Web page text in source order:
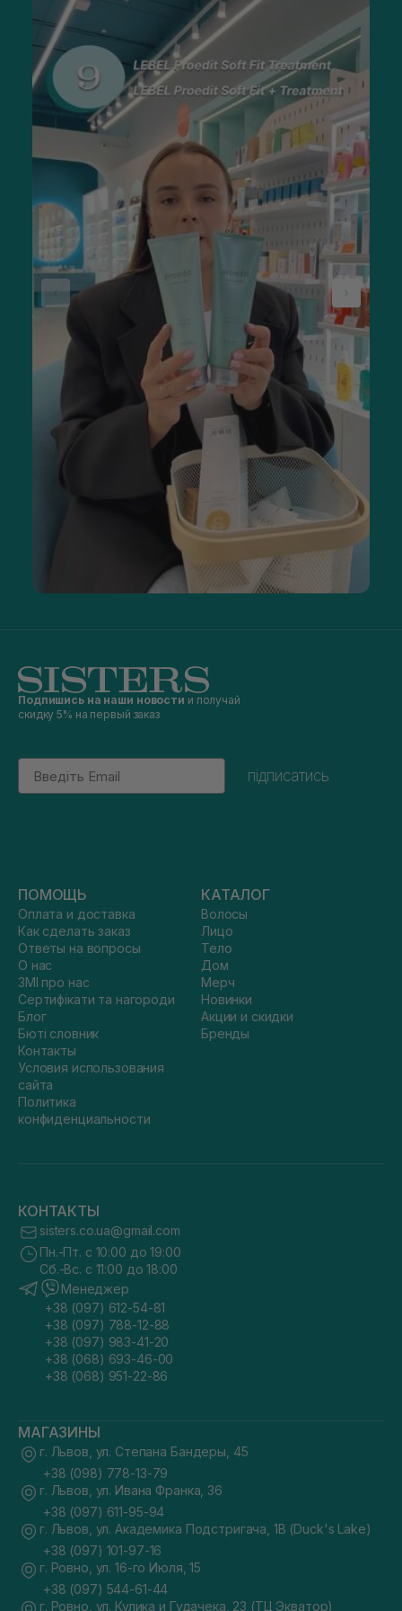
Подпишись на наши новости и получай
скидку 5% на первый заказ
Email
підписатись
ПОМОЩЬ
Оплата и доставка
Как сделать заказ
Ответы на вопросы
О нас
ЗМІ про нас
Сертифікати та нагороди
Блог
Бюті словник
Контакты
Условия использования
сайта
Политика
конфиденциальности
КАТАЛОГ
Волосы
Лицо
Тело
Дом
Мерч
Новинки
Акции и скидки
Бренды
КОНТАКТЫ
sisters.co.ua@gmail.com
Пн.-Пт. с 10:00 до 19:00
Сб.-Вс. с 11:00 до 18:00
Менеджер
+38 (097) 612-54-81
+38 (097) 788-12-88
+38 (097) 983-41-20
+38 (068) 693-46-00
+38 (068) 951-22-86
МАГАЗИНЫ
г. Львов, ул. Степана Бандеры, 45
+38 (098) 778-13-79
г. Львов, ул. Ивана Франка, 36
+38 (097) 611-95-94
г. Львов, ул. Академика Подстригача, 1В (Duck's Lake)
+38 (097) 101-97-16
г. Ровно, ул. 16-го Июля, 15
+38 (097) 544-61-44
г. Ровно, ул. Кулика и Гудачека, 23 (ТЦ Экватор)